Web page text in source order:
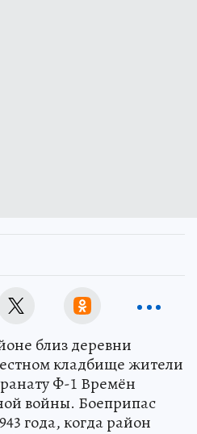
близ деревни
кладбище жители
Ф-1 Времён
войны. Боеприпас
года, когда район